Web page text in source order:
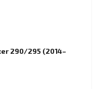
290/295 (2014–